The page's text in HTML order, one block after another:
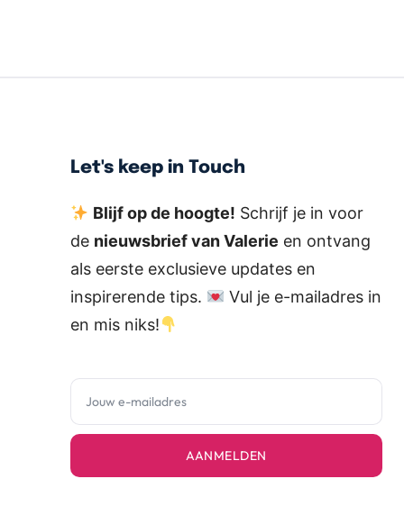
Let's keep in Touch
Blijf op de hoogte! Schrijf je in voor
de nieuwsbrief van Valerie en ontvang
als eerste exclusieve updates en
inspirerende tips.
Vul je e-mailadres in
en mis niks!
AANMELDEN